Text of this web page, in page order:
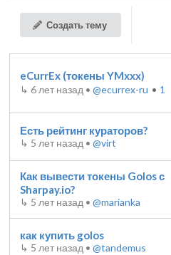
Создать тему
eCurrEx (токены YMxxx)
↳ 6 лет назад • @ecurrex-ru • 1
Есть рейтинг кураторов?
↳ 5 лет назад • @virt
Как вывести токены Golos с
Sharpay.io?
↳ 5 лет назад • @marianka
как купить golos
↳ 5 лет назад • @tandemus